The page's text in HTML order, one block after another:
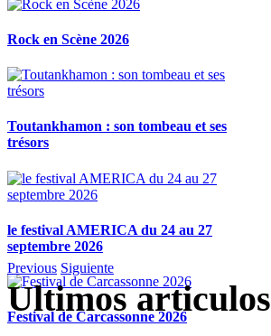
Rock en Scène 2026
Toutankhamon : son tombeau et ses
trésors
le festival AMERICA du 24 au 27
septembre 2026
Festival de Carcassonne 2026
Previous Siguiente
Ultimos articulos